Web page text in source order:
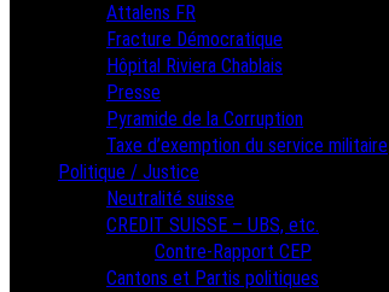
Attalens FR
Fracture Démocratique
Hôpital Riviera Chablais
Presse
Pyramide de la Corruption
Taxe d’exemption du service militaire
Politique / Justice
Neutralité suisse
CREDIT SUISSE – UBS, etc.
Contre-Rapport CEP
Cantons et Partis politiques